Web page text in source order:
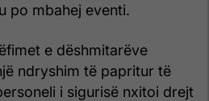
po mbahej eventi.
e dëshmitarëve
ndryshim të papritur të
i sigurisë nxitoi drejt